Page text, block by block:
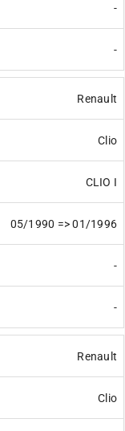
-
-
Renault
Clio
CLIO I
05/1990 => 01/1996
-
-
Renault
Clio